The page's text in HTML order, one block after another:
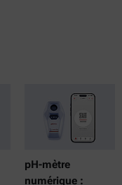
pH-mètre
numérique :